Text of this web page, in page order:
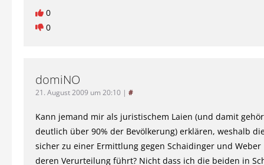
0
0
domiNO
21. August 2009 um 20:10 | #
Kann jemand mir als juristischem Laien (und damit
deutlich über 90% der Bevölkerung) erklären, weshalb
sicher zu einer Ermittlung gegen Schaidinger und
deren Verurteilung führt? Nicht dass ich die beiden in